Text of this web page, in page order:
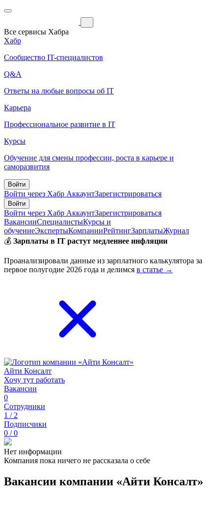
Все сервисы Хабра
Хабр
Сообщество IT-специалистов
Q&A
Ответы на любые вопросы об IT
Карьера
Профессиональное развитие в IT
Курсы
Обучение для смены профессии, роста в карьере и
саморазвития
Войти
Войти через Хабр АккаунтЗарегистрироваться
Войти
Войти через Хабр АккаунтЗарегистрироваться
ВакансииСпециалистыКурсы и
обучениеЭкспертыКомпанииРейтингЗарплатыЖурнал
💰 Зарплаты в IT растут медленнее инфляции
Проанализировали данные из зарплатного калькулятора за
первое полугодие 2026 года и делимся в статье →
Айти Консалт
Хочу тут работать
Вакансии
0
Сотрудники
1 / 2
Подписчики
0 / 0
Нет информации
Компания пока ничего не рассказала о себе
Вакансии компании «Айти Консалт»